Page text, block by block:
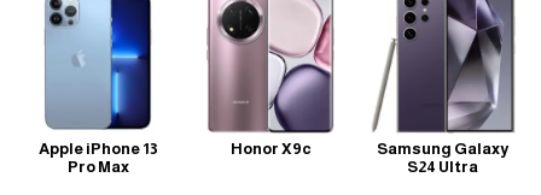
Samsung Galaxy
S24 Ultra
Honor X9c
Apple iPhone 13
Pro Max